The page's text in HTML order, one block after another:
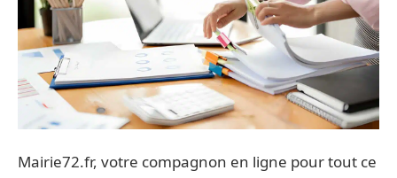
Mairie72.fr, votre compagnon en ligne pour tout ce